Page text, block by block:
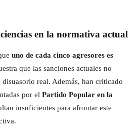
en la normativa actual
uno de cada cinco agresores es
que las sanciones actuales no
real. Además, han criticado
por el Partido Popular en la
insuficientes para afrontar este